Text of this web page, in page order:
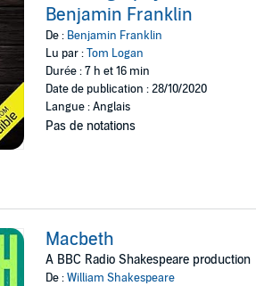
Benjamin Franklin
De : Benjamin Franklin
Lu par :Tom Logan
Durée : 7 h et 16 min
Date de publication : 28/10/2020
Langue : Anglais
Pas de notations
Macbeth
A BBC Radio Shakespeare production
De :William Shakespeare